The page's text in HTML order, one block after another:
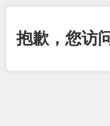
抱歉，您访